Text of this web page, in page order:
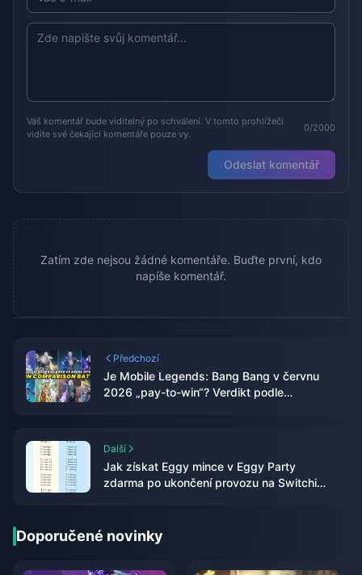
Váš komentář bude viditelný po schválení. V tomto prohlížeči
vidíte své čekající komentáře pouze vy.
0/2000
Odeslat komentář
Zatím zde nejsou žádné komentáře. Buďte první, kdo
napíše komentář.
Předchozí
Je Mobile Legends: Bang Bang v červnu
2026 „pay-to-win“? Verdikt podle
Další
Jak získat Eggy mince v Eggy Party
zdarma po ukončení provozu na Switchi
Doporučené novinky